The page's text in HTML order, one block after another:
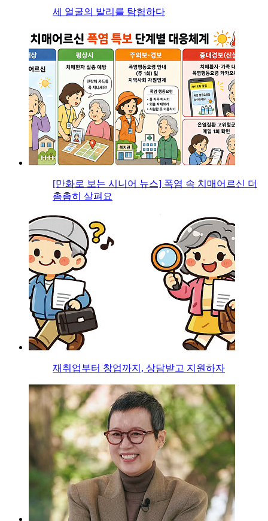
세 얼굴의 발리를 탐험하다
[만화로 보는 시니어 뉴스] 폭염 속 치매어르신 더
촘촘히 살펴요
재취업부터 창업까지, 상담받고 지원하자